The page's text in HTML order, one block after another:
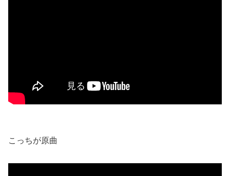
こっちが原曲